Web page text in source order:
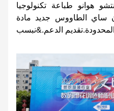
هوانو طباعة تكنولوجيا
ساي الطاووس جديد مادة